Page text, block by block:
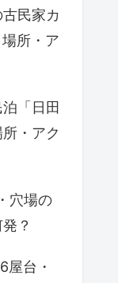
民家カ
所・ア
「日田
・アク
穴場の
？
台・